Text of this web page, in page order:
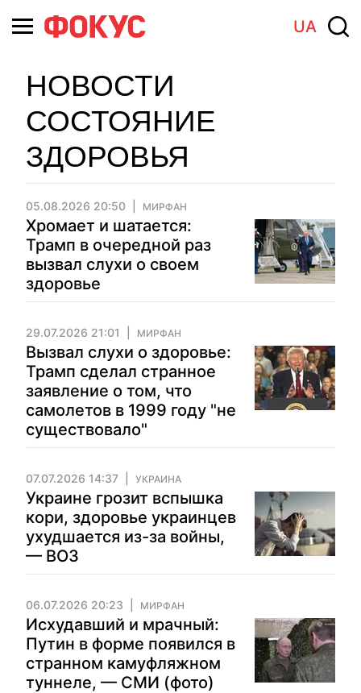
UA
НОВОСТИ
СОСТОЯНИЕ
ЗДОРОВЬЯ
05.08.2026 20:50 МИРФАН
Хромает и шатается:
Трамп в очередной раз
вызвал слухи о своем
здоровье
29.07.2026 21:01 МИРФАН
Вызвал слухи о здоровье:
Трамп сделал странное
заявление о том, что
самолетов в 1999 году "не
существовало"
07.07.2026 14:37 УКРАИНА
Украине грозит вспышка
кори, здоровье украинцев
ухудшается из-за войны,
— ВОЗ
06.07.2026 20:23 МИРФАН
Исхудавший и мрачный:
Путин в форме появился в
странном камуфляжном
туннеле, — СМИ (фото)